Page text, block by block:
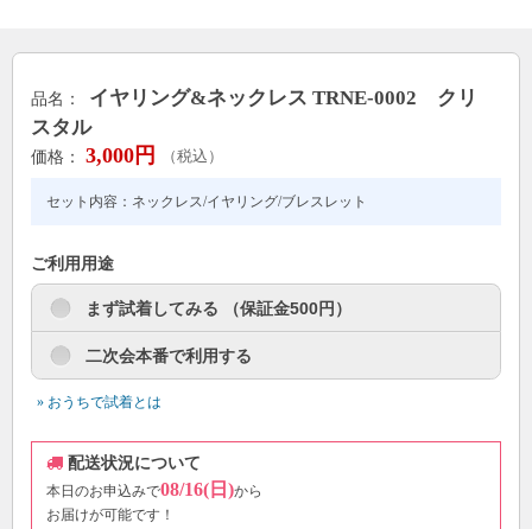
品名： イヤリング&ネックレス TRNE-0002 クリ
スタル
価格： 3,000円 （税込）
セット内容：ネックレス/イヤリング/ブレスレット
ご利用用途
まず試着してみる （保証金500円）
二次会本番で利用する
» おうちで試着とは
配送状況について
本日のお申込みで08/16(日)から
お届けが可能です！